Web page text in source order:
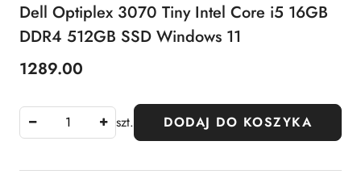
Dell Optiplex 3070 Tiny Intel Core i5 16GB
DDR4 512GB SSD Windows 11
Cena:
1289.00
szt. DODAJ DO KOSZYKA